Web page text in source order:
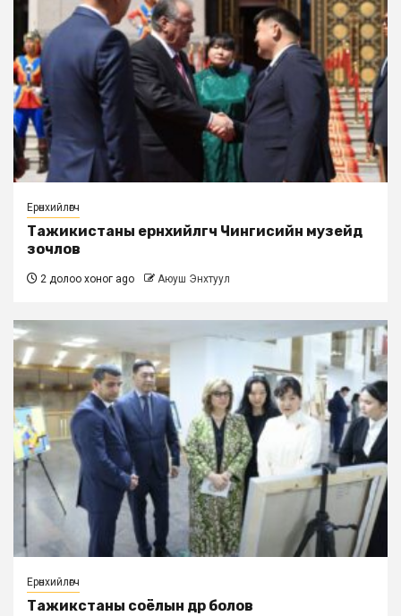
Ерөнхийлөгч
Тажикистаны ерөнхийлөгч Чингисийн музейд
зочлов
2 долоо хоног ago Аюуш Энхтуул
Ерөнхийлөгч
Тажикстаны соёлын өдөр болов